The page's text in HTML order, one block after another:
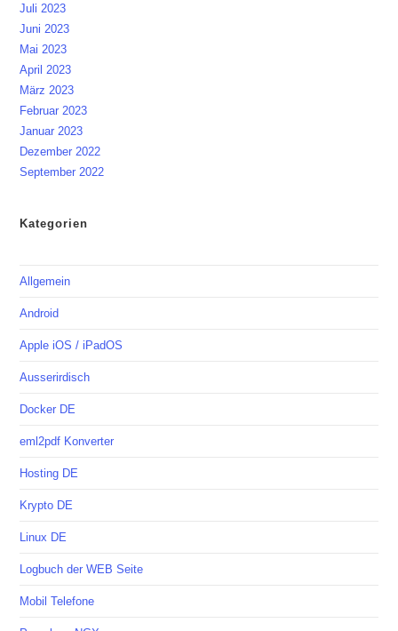
Juli 2023
Juni 2023
Mai 2023
April 2023
März 2023
Februar 2023
Januar 2023
Dezember 2022
September 2022
Kategorien
Allgemein
Android
Apple iOS / iPadOS
Ausserirdisch
Docker DE
eml2pdf Konverter
Hosting DE
Krypto DE
Linux DE
Logbuch der WEB Seite
Mobil Telefone